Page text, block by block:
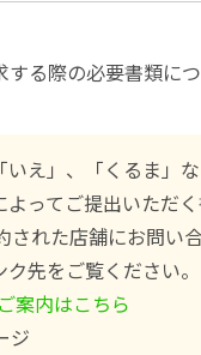
する際の必要書類に
いえ」、「くるま」
よってご提出いただ
された店舗にお問い
先をご覧ください。
案内はこちら
ジ